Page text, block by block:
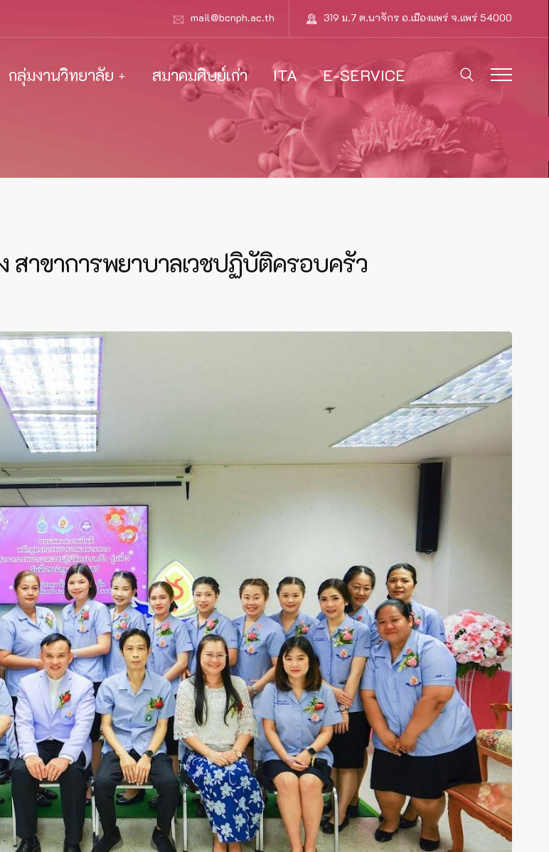
mail@bcnph.ac.th 319 ม.7 ต.นาจักร อ.เมืองแพร่ จ.แพร่ 54000
กลุ่มงานวิทยาลัย สมาคมศิษย์เก่า ITA E-SERVICE
สาขาการพยาบาลเวชปฏิบัติครอบครัว